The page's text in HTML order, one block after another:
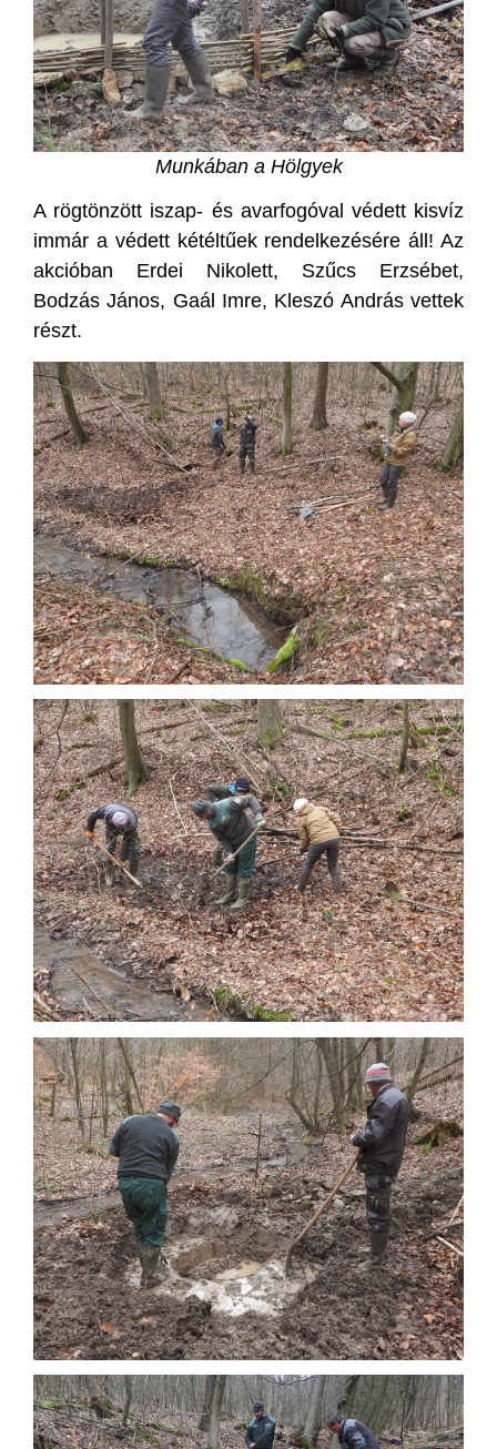
Munkában a Hölgyek
A rögtönzött iszap- és avarfogóval védett kisvíz
immár a védett kétéltűek rendelkezésére áll! Az
akcióban Erdei Nikolett, Szűcs Erzsébet,
Bodzás János, Gaál Imre, Kleszó András vettek
részt.